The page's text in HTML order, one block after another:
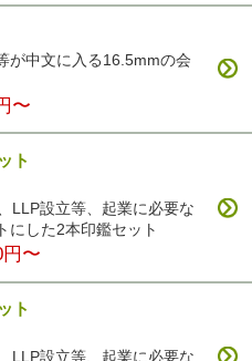
が中文に入る16.5mmの会
〜
ト
LLP設立等、起業に必要な
にした2本印鑑セット
〜
ト
LLP設立等、起業に必要な